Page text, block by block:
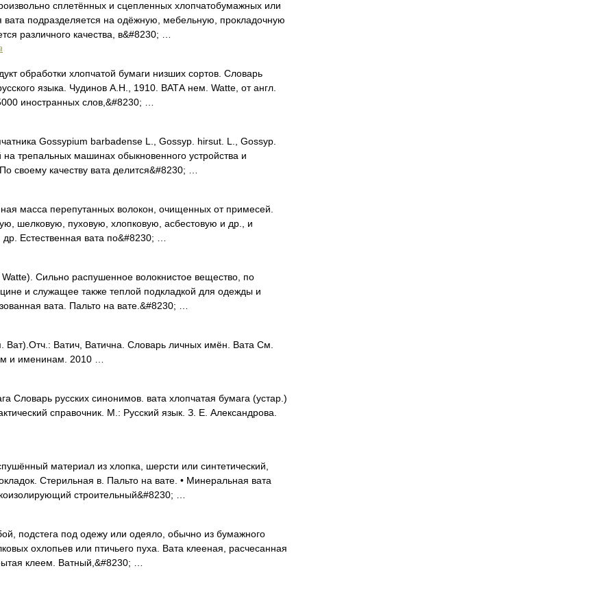
сплетённых и сцепленных хлопчатобумажных или
подразделяется на одёжную, мебельную, прокладочную
различного качества, в&#8230; …
обработки хлопчатой бумаги низших сортов. Словарь
языка. Чудинов А.Н., 1910. ВАТА нем. Watte, от англ.
иностранных слов,&#8230; …
Gossypium barbadense L., Gossyp. hirsut. L., Gossyp.
трепальных машинах обыкновенного устройства и
своему качеству вата делится&#8230; …
масса перепутанных волокон, очищенных от примесей.
шелковую, пуховую, хлопковую, асбестовую и др., и
Естественная вата по&#8230; …
Сильно распушенное волокнистое вещество, по
и служащее также теплой подкладкой для одежды и
вата. Пальто на вате.&#8230; …
Ватич, Ватична. Словарь личных имён. Вата См.
и именинам. 2010 …
Словарь русских синонимов. вата хлопчатая бумага (устар.)
справочник. М.: Русский язык. З. Е. Александрова.
материал из хлопка, шерсти или синтетический,
Стерильная в. Пальто на вате. • Минеральная вата
строительный&#8230; …
подстега под одежу или одеяло, обычно из бумажного
охлопьев или птичьего пуха. Вата клееная, расчесанная
клеем. Ватный,&#8230; …